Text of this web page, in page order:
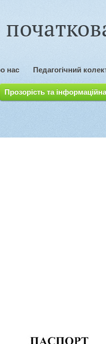
нас Педагогічний
Прозорість та